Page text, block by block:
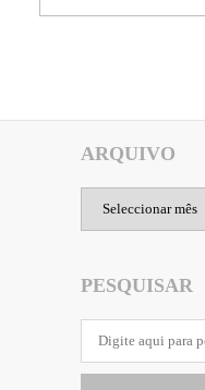
ARQUIVO
PESQUISAR